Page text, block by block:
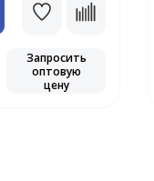
Запросить
оптовую
цену